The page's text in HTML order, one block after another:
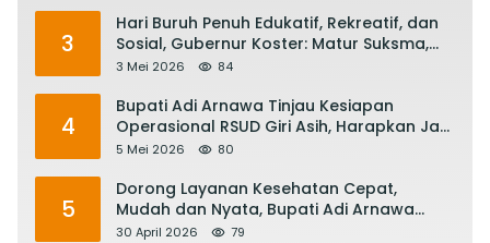
3
Hari Buruh Penuh Edukatif, Rekreatif, dan
Sosial, Gubernur Koster: Matur Suksma,
Keringat Pekerja Mesin Ekonomi Bali
3 Mei 2026 84
4
Bupati Adi Arnawa Tinjau Kesiapan
Operasional RSUD Giri Asih, Harapkan Jadi
RS Rujukan Terbaik
5 Mei 2026 80
5
Dorong Layanan Kesehatan Cepat,
Mudah dan Nyata, Bupati Adi Arnawa
Evaluasi ‘Mantap Nak Badung’
30 April 2026 79